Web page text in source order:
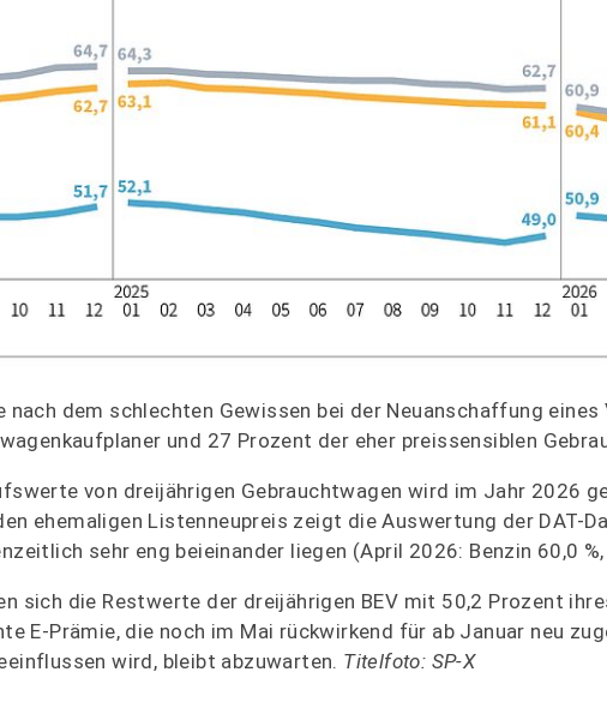
dem schlechten Gewissen bei der Neuanschaffung eines
und 27 Prozent der eher preissensiblen
von dreijährigen Gebrauchtwagen wird im Jahr 2026
ehemaligen Listenneupreis zeigt die Auswertung der DAT-
sehr eng beieinander liegen (April 2026: Benzin 60,0 %,
sich die Restwerte der dreijährigen BEV mit 50,2 Prozent
E-Prämie, die noch im Mai rückwirkend für ab Januar neu
wird, bleibt abzuwarten. Titelfoto: SP-X